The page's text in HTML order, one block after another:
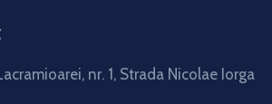
nr. 1, Strada Nicolae Iorga